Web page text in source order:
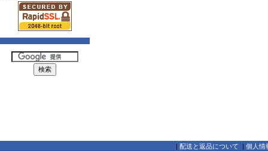
配送と返品について 個人情